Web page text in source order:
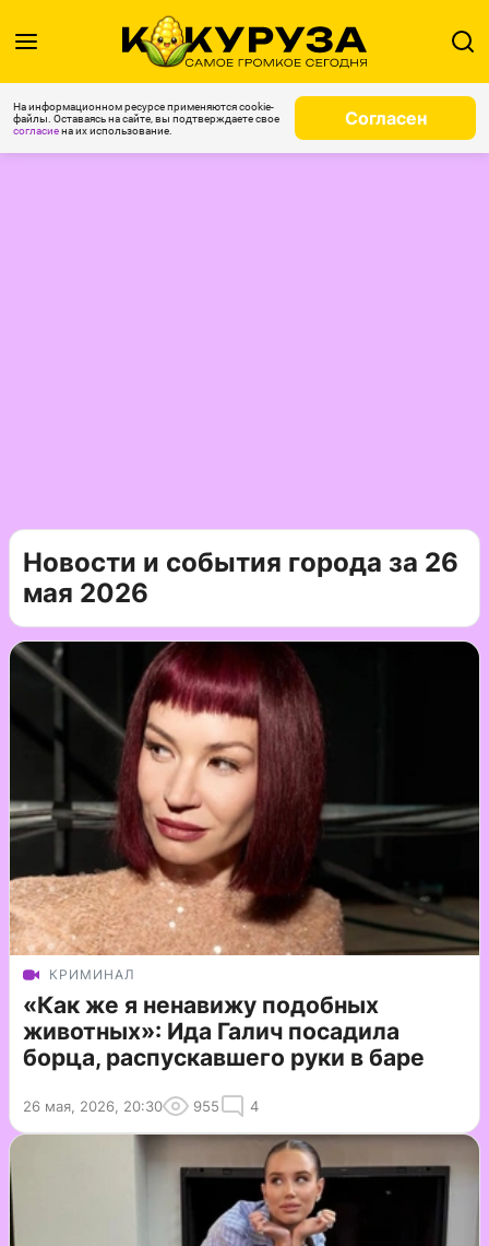
На информационном ресурсе применяются cookie-
файлы. Оставаясь на сайте, вы подтверждаете свое
согласиена их использование.
Согласен
Новости и события города за 26
мая 2026
КРИМИНАЛ
«Как же я ненавижу подобных
животных»: Ида Галич посадила
борца, распускавшего руки в баре
26 мая, 2026, 20:30 955 4